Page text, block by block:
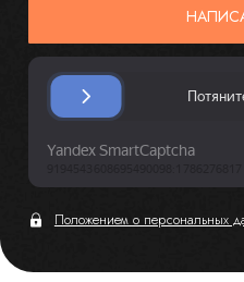
Положением о персональных